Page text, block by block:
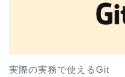
実際の実務で使えるGit